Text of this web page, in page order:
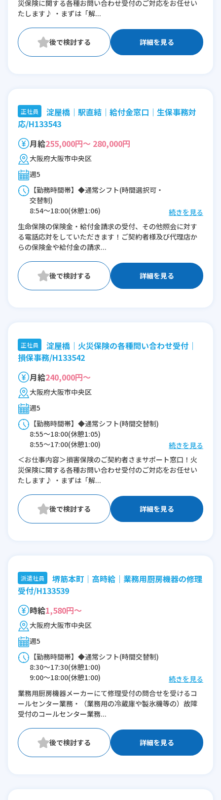
災保険に関する各種お問い合わせ受付のご対応をお任せい
たします♪ ・まずは「解...
詳細を見る
正社員
淀屋橋｜駅直結｜給付金窓口｜生保事務対
応/H133543
月給255,000円～ 280,000円
大阪府大阪市中央区
週5
【勤務時間帯】◆通常シフト(時間選択可・
交替制)
8:54〜18:00(休憩1:06)
※残業：5〜10時間程度/月
続きを見る
生命保険の保険金・給付金請求の受付、その他照会に対す
る電話応対をしていただきます！ご契約者様及び代理店か
らの保険金や給付金の請求...
詳細を見る
正社員
淀屋橋｜火災保険の各種問い合わせ受付｜
損保事務/H133542
月給240,000円～
大阪府大阪市中央区
週5
【勤務時間帯】◆通常シフト(時間交替制)
8:55〜18:00(休憩1:05)
8:55〜17:00(休憩1:00)
※残業：0〜5時間程度/月
続きを見る
＜お仕事内容＞損害保険のご契約者さまサポート窓口！火
災保険に関する各種お問い合わせ受付のご対応をお任せい
たします♪ ・まずは「解...
詳細を見る
派遣社員
堺筋本町｜高時給｜業務用厨房機器の修理
受付/H133539
時給1,580円～
大阪府大阪市中央区
週5
【勤務時間帯】◆通常シフト(時間交替制)
8:30〜17:30(休憩1:00)
9:00〜18:00(休憩1:00)
※残業：0〜5時間程度/月
続きを見る
業務用厨房機器メーカーにて修理受付の問合せを受けるコ
ールセンター業務・（業務用の冷蔵庫や製氷機等の）故障
受付のコールセンター業務...
詳細を見る